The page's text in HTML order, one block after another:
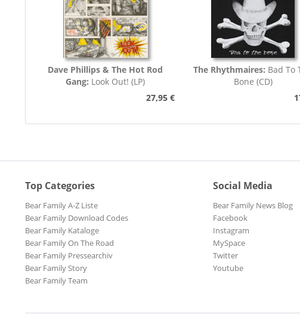
Dave Phillips & The Hot Rod
Gang: Look Out! (LP)
27,95 €
The Rhythmaires: Bad To
Bone (CD)
Top Categories
Bear Family A-Z Liste
Bear Family Download Codes
Bear Family Kataloge
Bear Family On The Road
Bear Family Pressearchiv
Bear Family Story
Bear Family Team
Social Media
Bear Family News Blog
Facebook
Instagram
MySpace
Twitter
Youtube